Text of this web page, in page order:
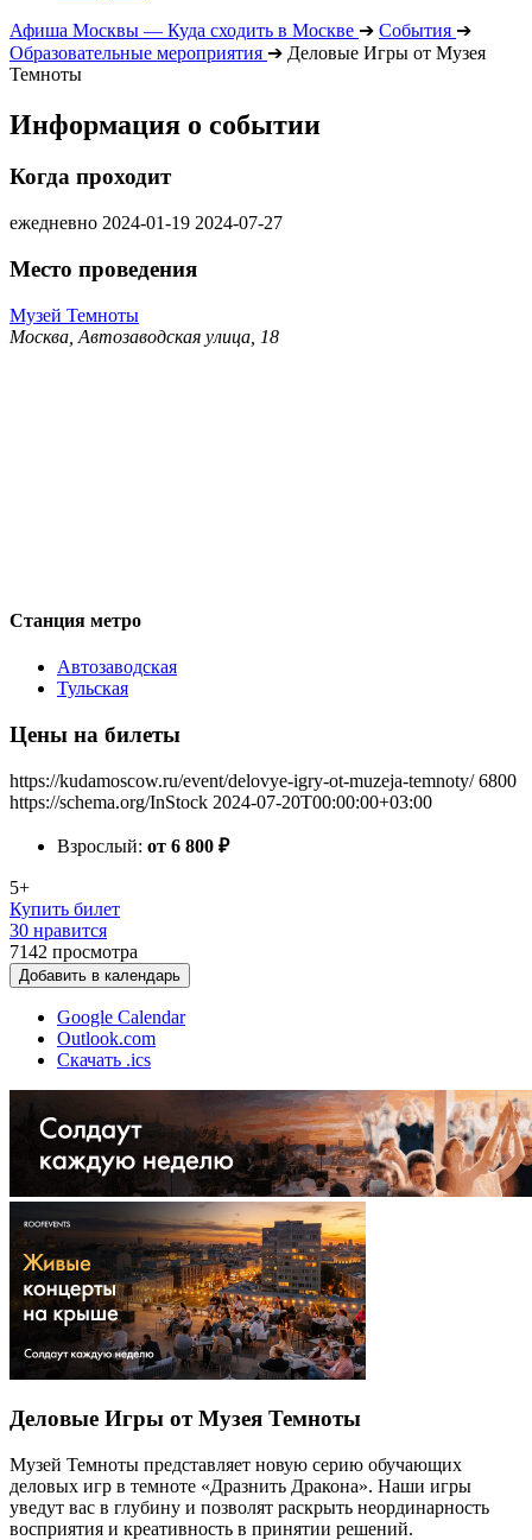
Афиша Москвы — Куда сходить в Москве ➔ События ➔
Образовательные мероприятия ➔ Деловые Игры от Музея
Темноты
Информация о событии
Когда проходит
ежедневно 2024-01-19 2024-07-27
Место проведения
Музей Темноты
Москва, Автозаводская улица, 18
Станция метро
Автозаводская
Тульская
Цены на билеты
https://kudamoscow.ru/event/delovye-igry-ot-muzeja-temnoty/ 6800
https://schema.org/InStock 2024-07-20T00:00:00+03:00
Взрослый: от 6 800 ₽
5+
Купить билет
30 нравится
7142 просмотра
Добавить в календарь
Google Calendar
Outlook.com
Скачать .ics
Деловые Игры от Музея Темноты
Музей Темноты представляет новую серию обучающих
деловых игр в темноте «Дразнить Дракона». Наши игры
уведут вас в глубину и позволят раскрыть неординарность
восприятия и креативность в принятии решений.